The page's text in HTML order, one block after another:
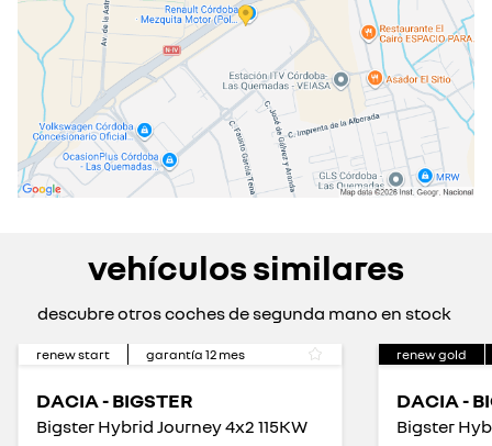
vehículos similares
descubre otros coches de segunda mano en stock
renew start garantía 12 mes
DACIA - BIGSTER
Bigster Hybrid Journey 4x2 115KW
renew gold
DACIA -
Bigster